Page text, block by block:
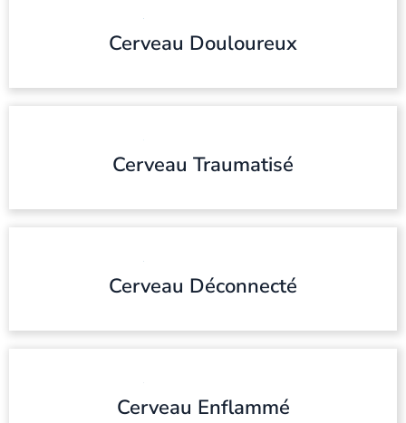
Cerveau Douloureux
Cerveau Traumatisé
Cerveau Déconnecté
Cerveau Enflammé